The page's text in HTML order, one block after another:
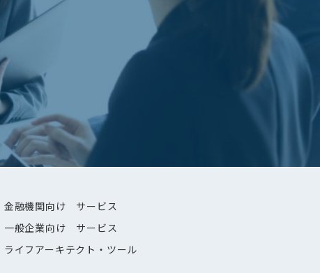
金融機関向け サービス
一般企業向け サービス
ライフアーキテクト・ツール